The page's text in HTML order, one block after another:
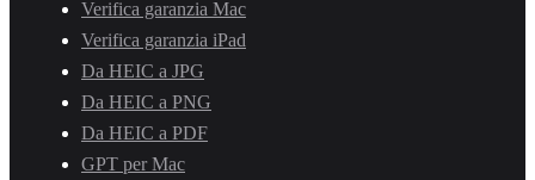
Verifica garanzia Mac
Verifica garanzia iPad
Da HEIC a JPG
Da HEIC a PNG
Da HEIC a PDF
GPT per Mac